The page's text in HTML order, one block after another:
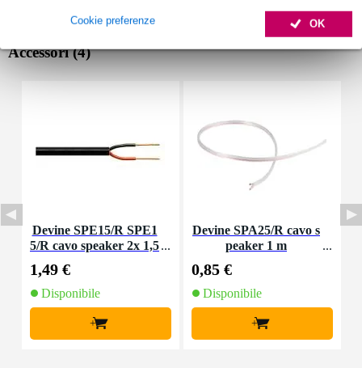
OK
Cookie preferenze
Accessori (4)
Devine SPE15/R SPE1
5/R cavo speaker 2x 1,5
1,49 €
Disponibile
+
Devine SPA25/R cavo s
peaker 1 m
0,85 €
Disponibile
+